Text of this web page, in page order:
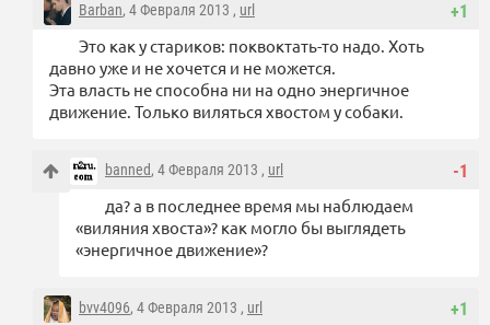
+1
Barban, 4 Февраля 2013 , url
Это как у стариков: поквоктать-то надо. Хоть
давно уже и не хочется и не можется.
Эта власть не способна ни на одно энергичное
движение. Только виляться хвостом у собаки.
-1
banned, 4 Февраля 2013 , url
да? а в последнее время мы наблюдаем
«виляния хвоста»? как могло бы выглядеть
«энергичное движение»?
+1
bvv4096, 4 Февраля 2013 , url